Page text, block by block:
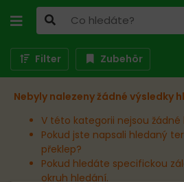
Filter Zubehör
Nebyly nalezeny žádné výsledky
V této kategorii nejsou
Pokud jste napsali hledaný
překlep?
Pokud hledáte specifickou
okruh hledání.